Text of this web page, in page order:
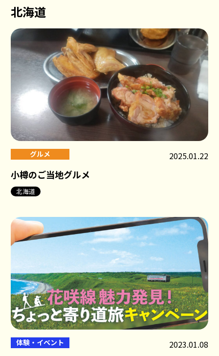
北海道
グルメ 2025.01.22
小樽のご当地グルメ
北海道
体験・イベント 2023.01.08